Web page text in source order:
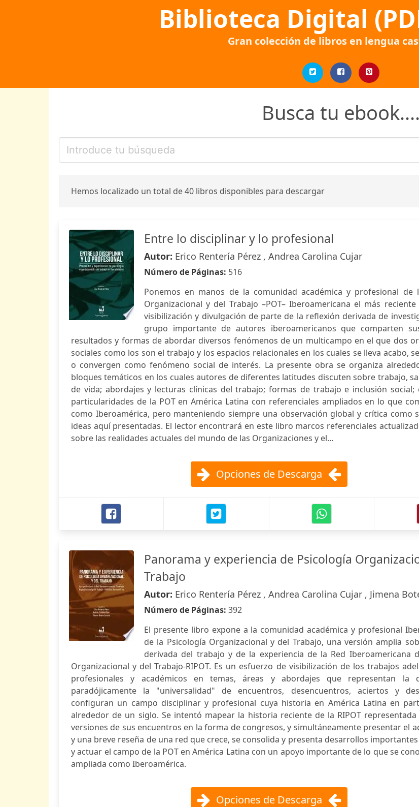
Biblioteca Digital
Gran colección de libros en lengua
Busca tu ebook....
Hemos localizado un total de 40 libros disponibles para descargar
Entre lo disciplinar y lo profesional
Autor: Erico Rentería Pérez , Andrea Carolina Cujar
Número de Páginas: 516
Ponemos en manos de la comunidad académica y profesional de
Organizacional y del Trabajo –POT– Iberoamericana el más
visibilización y divulgación de parte de la reflexión derivada de
grupo importante de autores iberoamericanos que comparten
resultados y formas de abordar diversos fenómenos de un multicampo en el que dos
sociales como los son el trabajo y los espacios relacionales en los cuales se lleva acabo,
o convergen como fenómeno social de interés. La presente obra se organiza
bloques temáticos en los cuales autores de diferentes latitudes discuten sobre trabajo,
de vida; abordajes y lecturas clínicas del trabajo; formas de trabajo e inclusión social;
particularidades de la POT en América Latina con referenciales ampliados en lo que
como Iberoamérica, pero manteniendo siempre una observación global y crítica como
ideas aquí presentadas. El lector encontrará en este libro marcos referenciales
sobre las realidades actuales del mundo de las Organizaciones y el...
Opciones de Descarga
Panorama y experiencia de Psicología
Trabajo
Autor: Erico Rentería Pérez , Andrea Carolina Cujar , Jimena
Número de Páginas: 392
El presente libro expone a la comunidad académica y profesional
de la Psicología Organizacional y del Trabajo, una versión amplia
derivada del trabajo y de la experiencia de la Red Iberoamericana
Organizacional y del Trabajo-RIPOT. Es un esfuerzo de visibilización de los trabajos
profesionales y académicos en temas, áreas y abordajes que representan la
paradójicamente la "universalidad" de encuentros, desencuentros, aciertos y
configuran un campo disciplinar y profesional cuya historia en América Latina en
alrededor de un siglo. Se intentó mapear la historia reciente de la RIPOT
versiones de sus encuentros en la forma de congresos, y simultáneamente presentar el
y una breve reseña de una red que crece, se consolida y presenta desarrollos
y actuar el campo de la POT en América Latina con un apoyo importante de lo que se
ampliada como Iberoamérica.
Opciones de Descarga